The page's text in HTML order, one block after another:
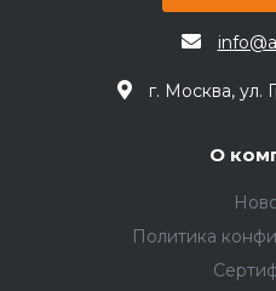
г. Москва, ул.
О
Политика